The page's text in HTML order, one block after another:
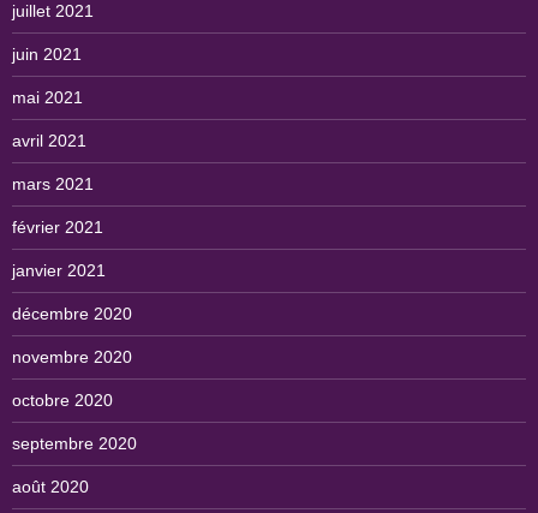
juillet 2021
juin 2021
mai 2021
avril 2021
mars 2021
février 2021
janvier 2021
décembre 2020
novembre 2020
octobre 2020
septembre 2020
août 2020